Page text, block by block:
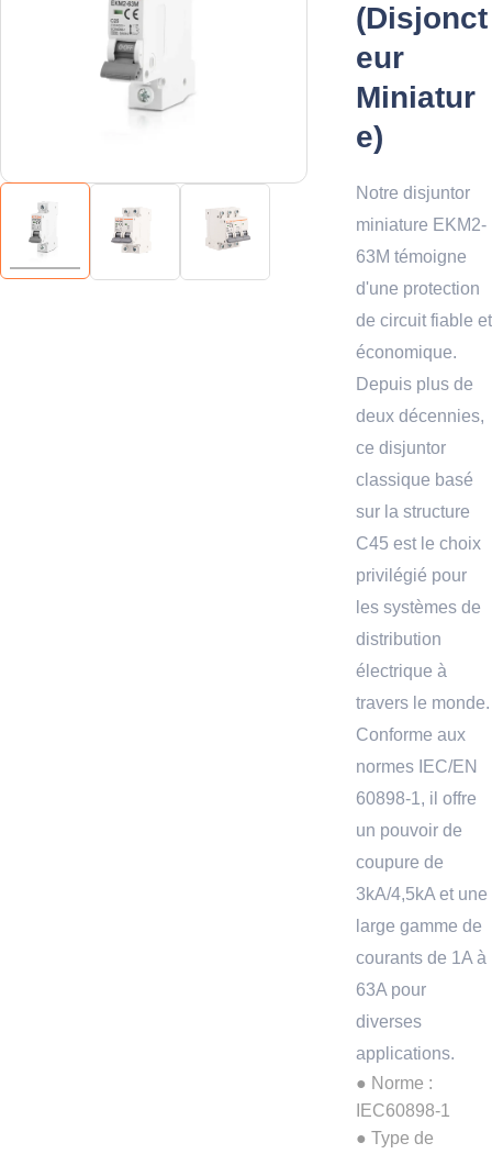
(Disjonct
eur
Miniatur
e)
Notre disjuntor
miniature EKM2-
63M témoigne
d'une protection
de circuit fiable et
économique.
Depuis plus de
deux décennies,
ce disjuntor
classique basé
sur la structure
C45 est le choix
privilégié pour
les systèmes de
distribution
électrique à
travers le monde.
Conforme aux
normes IEC/EN
60898-1, il offre
un pouvoir de
coupure de
3kA/4,5kA et une
large gamme de
courants de 1A à
63A pour
diverses
applications.
● Norme :
IEC60898-1
● Type de